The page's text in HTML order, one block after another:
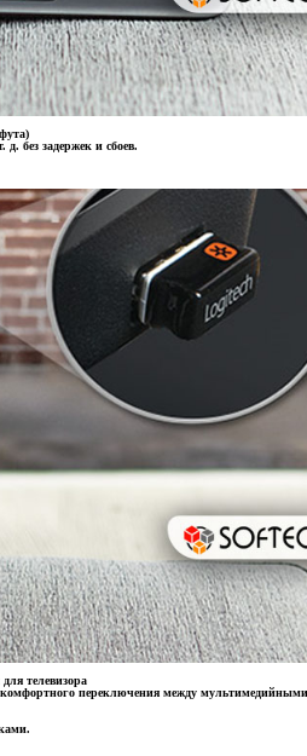
без задержек и сбоев.
телевизора
комфортного переключения между мультимедийными